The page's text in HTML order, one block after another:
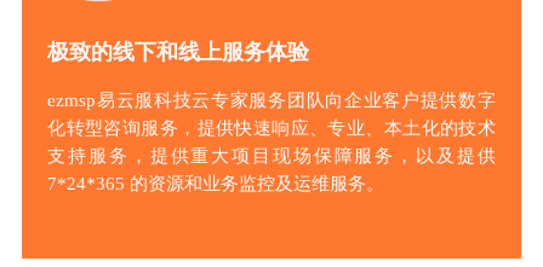
极致的线下和线上服务体验
ezmsp易云服科技云专家服务团队向企业客户提供数字
化转型咨询服务，提供快速响应、专业、本土化的技术
支持服务，提供重大项目现场保障服务，以及提供
7*24*365 的资源和业务监控及运维服务。